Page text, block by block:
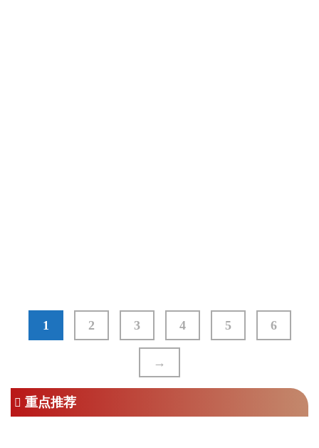
1 2 3 4 5 6
→
重点推荐